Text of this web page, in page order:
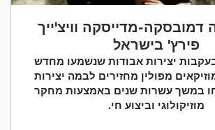
דמובסקה-מדייסקה וויצ'ייך
פירץ' בישראל
יצירות אבודות שנשמעו מחדש
מפולין מחזירים לבמה יצירות
במשך עשרות שנים באמצעות מחקר
מוזיקולוגי וביצוע חי.